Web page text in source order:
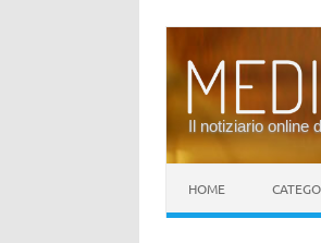
Il notiziario online
HOME